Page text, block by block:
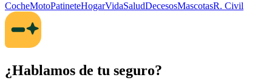
CocheMotoPatineteHogarVidaSaludDecesosMascotasR. Civil
¿Hablamos de tu seguro?